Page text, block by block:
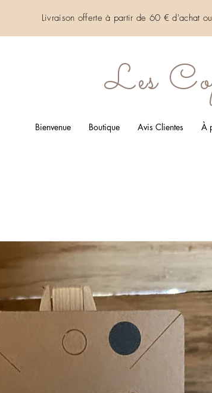
Livraison offerte à partir de 60 € d'achat
Les
Bienvenue Boutique Avis Clientes À